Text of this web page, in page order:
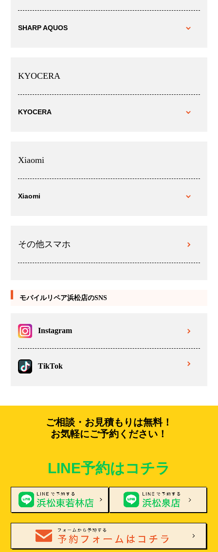
SHARP AQUOS
KYOCERA
KYOCERA
Xiaomi
Xiaomi
その他スマホ
モバイルリペア浜松店のSNS
Instagram
TikTok
ご相談・お見積もりは無料！
お気軽にご予約ください！
LINE予約はコチラ